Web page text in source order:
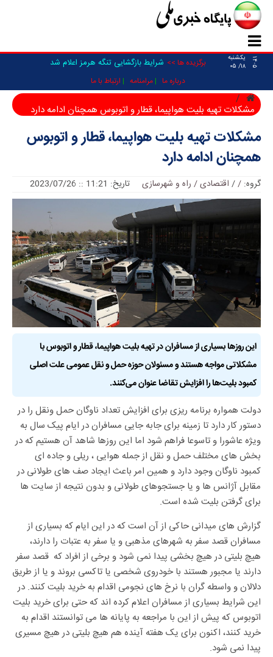
۱۴۰۵
یکشنبه
۱۸/ ۰۵
برگزیده ها >> _
درباره ما مرامنامه ارتباط با ما
مشکلات تهیه بلیت هواپیما، قطار و اتوبوس همچنان ادامه دارد
مشکلات تهیه بلیت هواپیما، قطار و اتوبوس
همچنان ادامه دارد
گروه: /
/ اقتصادی / راه و شهرسازی تاریخ: 11:21 :: 2023/07/26
این روزها بسیاری از مسافران در تهیه بلیت هواپیما، قطار و اتوبوس با
مشکلاتی مواجه هستند و مسئولان حوزه حمل و نقل عمومی علت اصلی
کمبود بلیت‌ها را افزایش تقاضا عنوان می‌کنند.
دولت همواره برنامه ریزی برای افزایش تعداد ناوگان حمل ونقل را در
دستور کار دارد تا زمینه برای جابه جایی مسافران در ایام پیک سال به
ویژه عاشورا و تاسوعا فراهم شود اما این روزها شاهد‌ آن هستیم که در
بخش های مختلف حمل و نقل از جمله هوایی ‏‏‏، ریلی و جاده ای
کمبود ناوگان وجود دارد و همین امر باعث ایجاد صف های طولانی در
مقابل آژانس ها و یا جستجوهای طولانی و بدون نتیجه از سایت ها
برای گرفتن بلیت شده است.
گزارش های میدانی حاکی از آن است که در این ایام که بسیاری از
مسافران قصد سفر به شهرهای مذهبی و یا سفر به عتبات را دارند،
هیچ بلیتی در هیچ بخشی پیدا نمی شود و برخی از افراد که قصد سفر
دارند یا مجبور هستند با خودروی شخصی یا تاکسی بروند و یا از طریق
دلالان و واسطه گران با نرخ های نجومی اقدام به خرید بلیت کنند. در
این شرایط بسیاری از مسافران اعلام کرده اند که حتی برای خرید بلیت
اتوبوس که پیش از این با مراجعه به پایانه ها می توانستند اقدام به
خرید کنند، اکنون برای یک هفته آینده هم هیچ بلیتی در هیچ مسیری
پیدا نمی شود.